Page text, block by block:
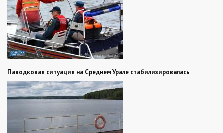
Паводковая ситуация на Среднем Урале стабилизировалась